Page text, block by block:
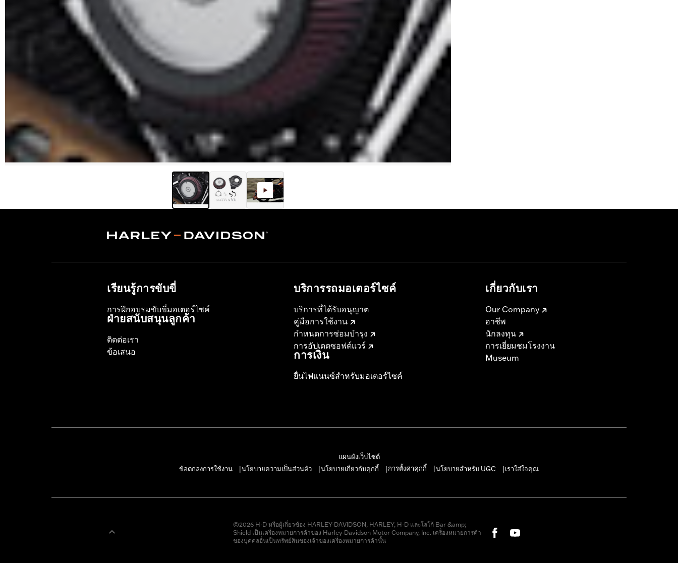
เรียนรู้การขับขี่
การฝึกอบรมขับขี่มอเตอร์ไซค์
ฝ่ายสนับสนุนลูกค้า
ติดต่อเรา
ข้อเสนอ
บริการรถมอเตอร์ไซค์​
บริการที่ได้รับอนุญาต
คู่มือการใช้งาน
กำหนดการซ่อมบำรุง
การอัปเดตซอฟต์แวร์
การเงิน
ยื่นไฟแนนซ์สำหรับมอเตอร์ไซค์
เกี่ยวกับเรา
Our Company
อาชีพ
นักลงทุน
การเยี่ยมชมโรงงาน
Museum
แผนผังเว็บไซต์
ข้อตกลงการใช้งาน
นโยบายความเป็นส่วนตัว นโยบายเกี่ยวกับคุกกี้ การตั้งค่าคุกกี้ นโยบายสำหรับ UGC เราใส่ใจคุณ
©2026 H-D หรือผู้เกี่ยวข้อง HARLEY-DAVIDSON, HARLEY, H-D และโลโก้ Bar &amp;
Shield เป็นเครื่องหมายการค้าของ Harley-Davidson Motor Company, Inc. เครื่องหมายการค้า
ของบุคคลอื่นเป็นทรัพย์สินของเจ้าของเครื่องหมายการค้านั้น